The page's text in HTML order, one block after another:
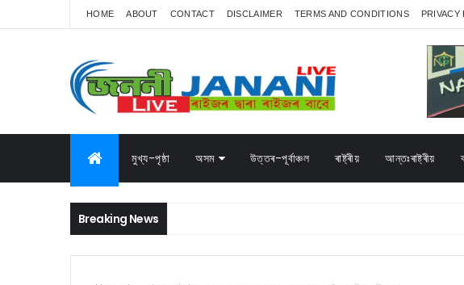
HOME ABOUT CONTACT DISCLAIMER TERMS AND CONDITIONS PRIVACY
মুখ্য-পৃষ্ঠা অসম উত্তৰ-পূৰ্বাঞ্চল ৰাষ্ট্ৰীয় আন্তঃৰাষ্ট্ৰীয়
Breaking News